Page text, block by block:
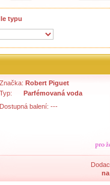
typu
Značka: Robert Piguet
Typ:
Parfémovaná voda
Dostupná balení: ---